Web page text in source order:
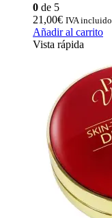
0 de 5
21,00€ IVA incluido
Añadir al carrito
Vista rápida